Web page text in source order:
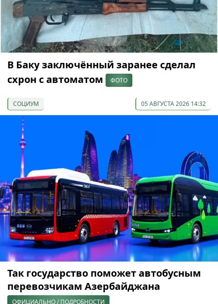
В Баку заключённый заранее сделал
схрон с автоматом
ФОТО
СОЦИУМ 05 АВГУСТА 2026 14:32
Так государство поможет автобусным
перевозчикам Азербайджана
ОФИЦИАЛЬНО / ПОДРОБНОСТИ